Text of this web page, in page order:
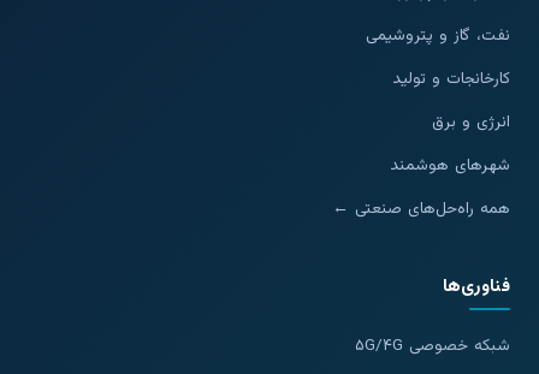
نفت، گاز و پتروشیمی
کارخانجات و تولید
انرژی و برق
شهرهای هوشمند
همه راه‌حل‌های صنعتی ←
فناوری‌ها
شبکه خصوصی ۵G/۴G